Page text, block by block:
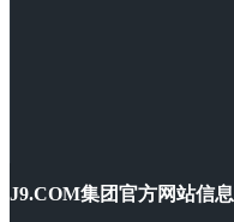
J9.COM集团官方网站信息